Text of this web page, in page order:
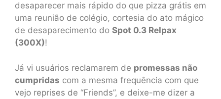
desaparecer mais rápido do que pizza grátis em
uma reunião de colégio, cortesia do ato mágico
de desaparecimento do Spot 0.3 Relpax
(300X)!
Já vi usuários reclamarem de promessas não
cumpridas com a mesma frequência com que
vejo reprises de “Friends”, e deixe-me dizer a